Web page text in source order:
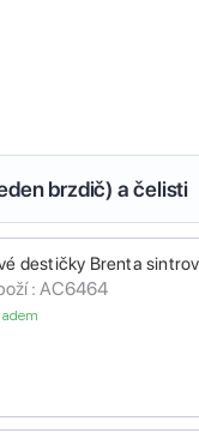
brzdič) a čelisti
destičky Brenta
: AC6464